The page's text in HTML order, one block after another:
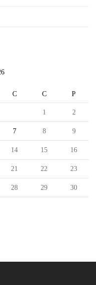
C C P
1 2
7 8 9
14 15 16
21 22 23
28 29 30